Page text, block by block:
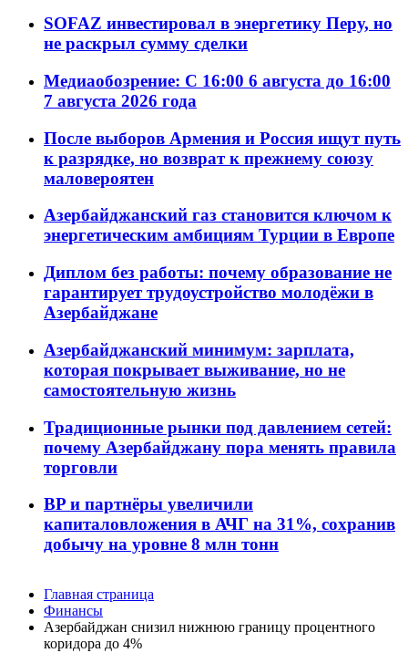
SOFAZ инвестировал в энергетику Перу, но
не раскрыл сумму сделки
Медиаобозрение: С 16:00 6 августа до 16:00
7 августа 2026 года
После выборов Армения и Россия ищут путь
к разрядке, но возврат к прежнему союзу
маловероятен
Азербайджанский газ становится ключом к
энергетическим амбициям Турции в Европе
Диплом без работы: почему образование не
гарантирует трудоустройство молодёжи в
Азербайджане
Азербайджанский минимум: зарплата,
которая покрывает выживание, но не
самостоятельную жизнь
Традиционные рынки под давлением сетей:
почему Азербайджану пора менять правила
торговли
BP и партнёры увеличили
капиталовложения в АЧГ на 31%, сохранив
добычу на уровне 8 млн тонн
Главная страница
Финансы
Азербайджан снизил нижнюю границу процентного
коридора до 4%